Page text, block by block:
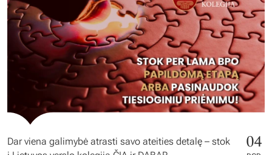
Dar viena galimybė atrasti savo ateities detalę – stok
04